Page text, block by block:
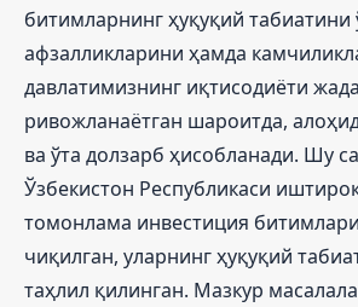
битимларнинг ҳуқуқий
афзалликларини ҳамда
давлатимизнинг иқтисодиёти
ривожланаётган шароитда,
ва ўта долзарб ҳисобланади. Шу
Ўзбекистон Республикаси
томонлама инвестиция
чиқилган, уларнинг ҳуқуқий
таҳлил қилинган. Мазкур